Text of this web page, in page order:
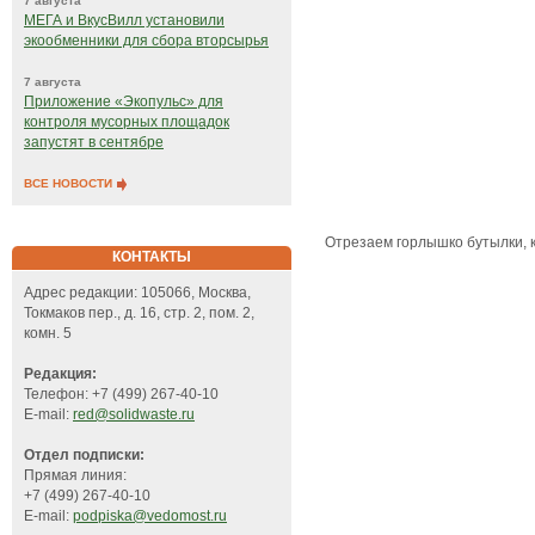
МЕГА и ВкусВилл установили
экообменники для сбора вторсырья
7 августа
Приложение «Экопульс» для
контроля мусорных площадок
запустят в сентябре
ВСЕ НОВОСТИ
КОНТАКТЫ
Адрес редакции: 105066, Москва,
Токмаков пер., д. 16, стр. 2, пом. 2,
комн. 5
Редакция:
Телефон: +7 (499) 267-40-10
E-mail: red@solidwaste.ru
Отдел подписки:
Прямая линия:
+7 (499) 267-40-10
E-mail: podpiska@vedomost.ru
Отрезаем горлышко бутылки,